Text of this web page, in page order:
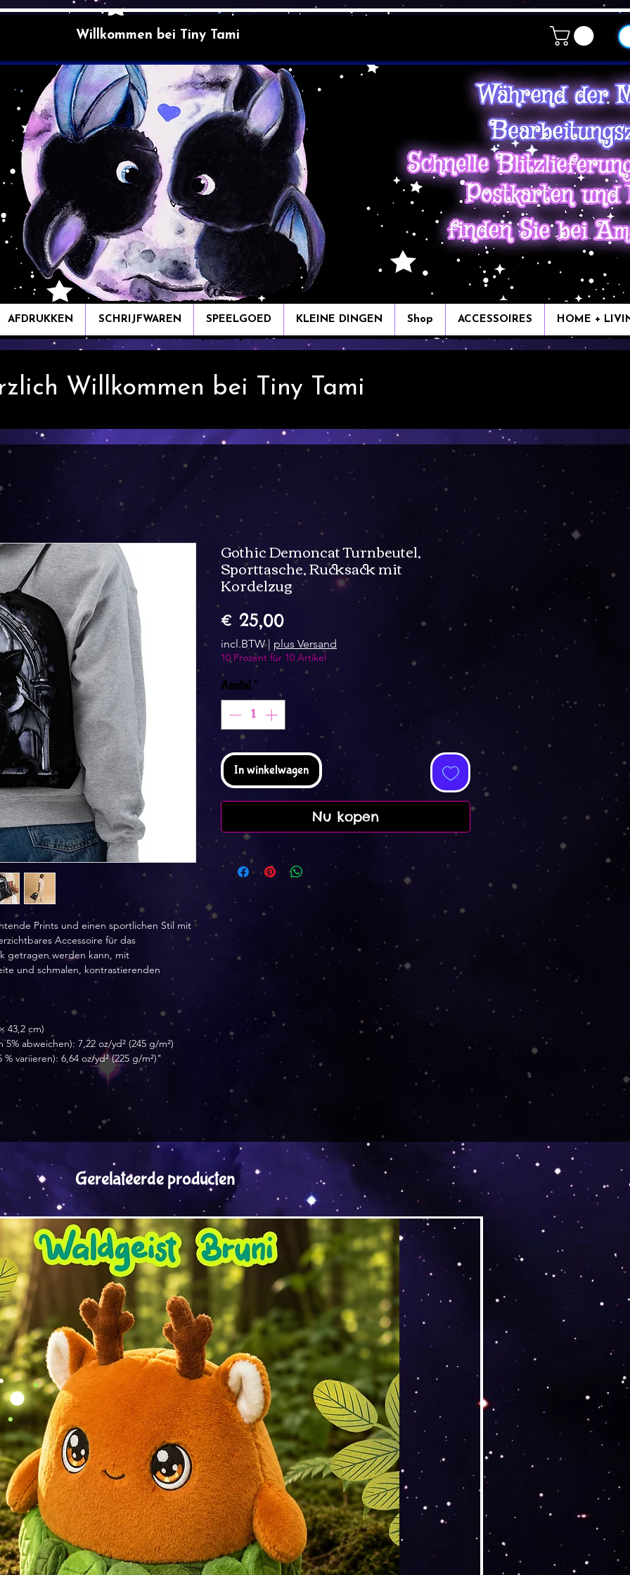
Willkommen bei Tiny Tami
AFDRUKKEN SCHRIJFWAREN SPEELGOED KLEINE DINGEN Shop ACCESSOIRES HOME +
Willkommen bei Tiny Tami
Prints und einen sportlichen Stil mit
Accessoire für das
getragen werden kann, mit
und schmalen, kontrastierenden
43,2 cm)
abweichen): 7,22 oz/yd² (245 g/m²)
variieren): 6,64 oz/yd² (225 g/m²)"
Gothic Demoncat Turnbeutel,
Sporttasche, Rucksack mit
Kordelzug
€ 25,00Prijs
incl.BTW| plus Versand
10 Prozent für 10 Artikel
Aantal*
In winkelwagen
Nu kopen
Gerelateerde producten
Versand by DruckGuru